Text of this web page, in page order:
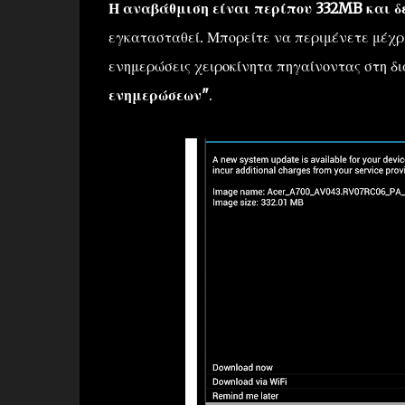
Η αναβάθμιση είναι περίπου 332MB και
εγκατασταθεί. Μπορείτε να περιμένετε
ενημερώσεις χειροκίνητα πηγαίνοντας στη
ενημερώσεων".